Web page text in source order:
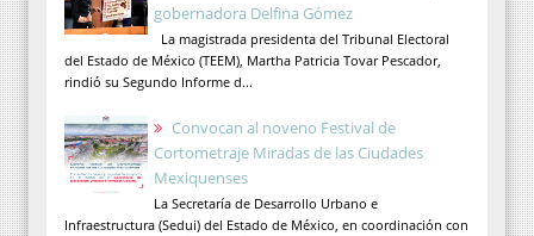
gobernadora Delfina Gómez
La magistrada presidenta del Tribunal Electoral
del Estado de México (TEEM), Martha Patricia Tovar Pescador,
rindió su Segundo Informe d...
Convocan al noveno Festival de
Cortometraje Miradas de las Ciudades
Mexiquenses
La Secretaría de Desarrollo Urbano e
Infraestructura (Sedui) del Estado de México, en coordinación con